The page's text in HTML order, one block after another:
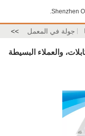
Shenzhen
جولة في المعمل >>
والعملاء البسيطة